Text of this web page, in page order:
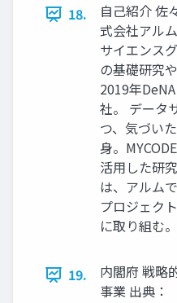
18.
⾃⼰紹介 佐
式会社アル
サイエンス
の基礎研究
2019年
社。 データ
つ、気づい
⾝。
活⽤した研
は、アルム
プロジェク
に取り組む
19.
内閣府 戦略
事業 出典：